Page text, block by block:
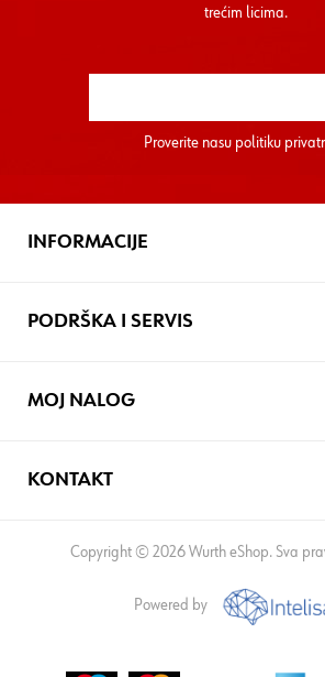
trećim licima.
Proverite nasu politiku
INFORMACIJE
PODRŠKA I SERVIS
MOJ NALOG
KONTAKT
Copyright © 2026 Wurth eShop. Sva
Powered by